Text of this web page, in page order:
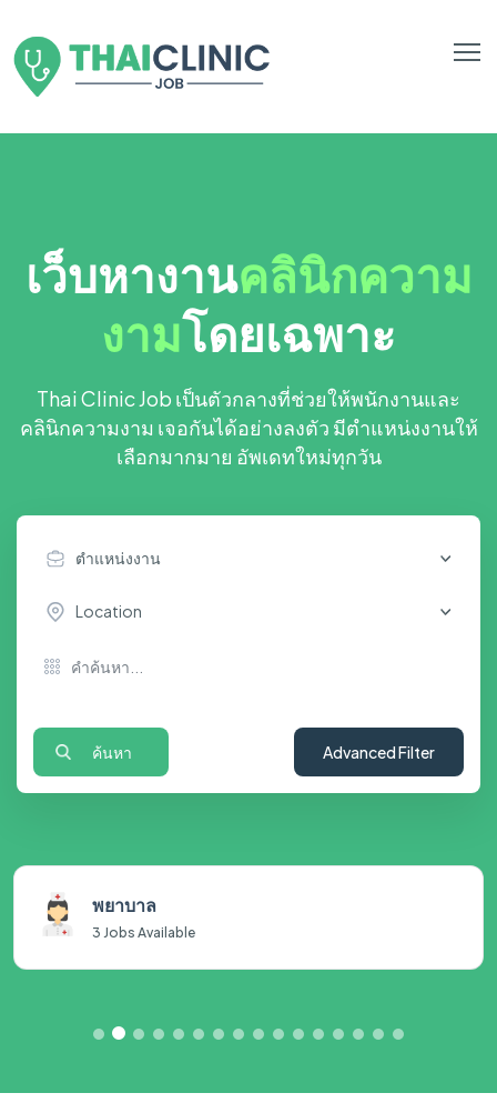
เว็บหางานคลินิกความ
งามโดยเฉพาะ
Thai Clinic Job เป็นตัวกลางที่ช่วยให้พนักงานและ
คลินิกความงาม เจอกันได้อย่างลงตัว มีตำแหน่งงานให้
เลือกมากมาย อัพเดทใหม่ทุกวัน
ตำแหน่งงาน
Location
ค้นหา Advanced Filter
พยาบาล
3 Jobs Available